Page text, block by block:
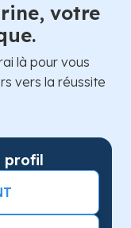
votre
là pour vous
vers la réussite
profil